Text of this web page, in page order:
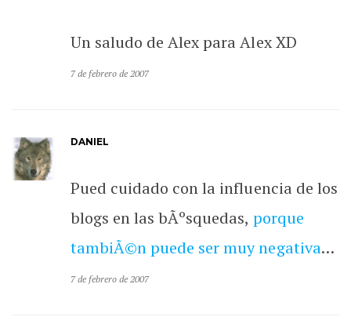
Un saludo de Alex para Alex XD
7 de febrero de 2007
DANIEL
Pued cuidado con la influencia de los
blogs en las bÃºsquedas, porque
tambiÃ©n puede ser muy negativa…
7 de febrero de 2007